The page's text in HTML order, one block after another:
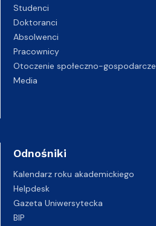
Studenci
Doktoranci
Absolwenci
Pracownicy
Otoczenie społeczno-gospodarcze
Media
Odnośniki
Kalendarz roku akademickiego
Helpdesk
Gazeta Uniwersytecka
BIP